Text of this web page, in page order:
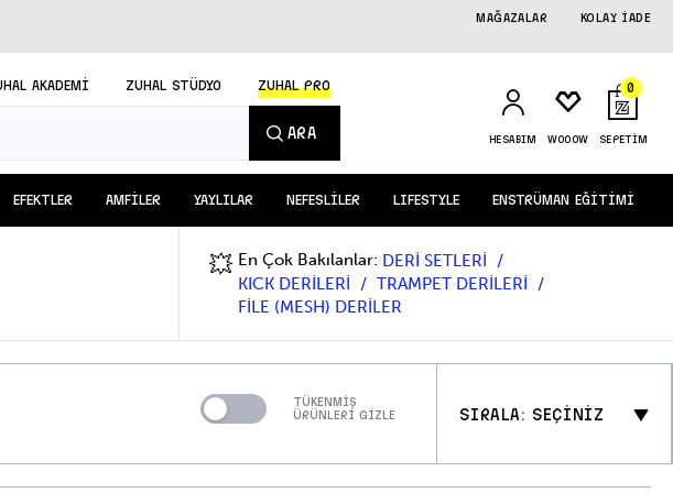
KOLAY İADE
MAĞAZALAR
AKADEMİ ZUHAL STÜDYO ZUHAL PRO
ARA HESABIM WOOOW
0
SEPETİM
EFEKTLER AMFİLER YAYLILAR NEFESLİLER LIFESTYLE ENSTRÜMAN EĞİTİMİ
💥 En Çok Bakılanlar: DERİ SETLERİ
KICK DERİLERİ
TRAMPET DERİLERİ
FİLE (MESH) DERİLER
TÜKENMİŞ
ÜRÜNLERİ GİZLE
SIRALA: SEÇİNİZ